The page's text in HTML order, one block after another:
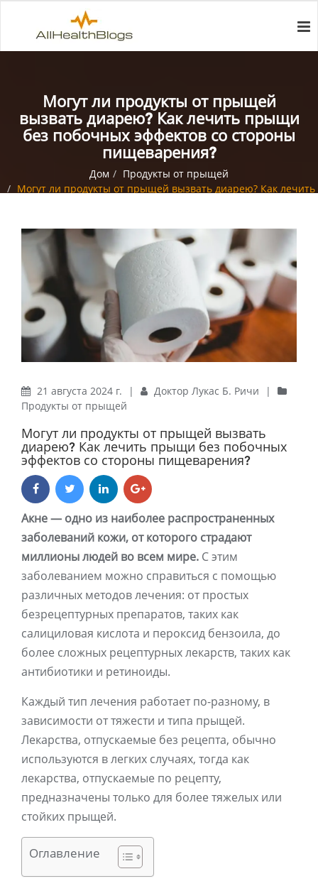
Могут ли продукты от прыщей
вызвать диарею? Как лечить прыщи
без побочных эффектов со стороны
пищеварения?
Дом
Продукты от прыщей
Могут ли продукты от прыщей вызвать диарею? Как лечить
21 августа 2024 г. | Доктор Лукас Б. Ричи
|
Продукты от прыщей
Могут ли продукты от прыщей вызвать
диарею? Как лечить прыщи без побочных
эффектов со стороны пищеварения?
Акне — одно из наиболее распространенных
заболеваний кожи, от которого страдают
миллионы людей во всем мире. С этим
заболеванием можно справиться с помощью
различных методов лечения: от простых
безрецептурных препаратов, таких как
салициловая кислота и пероксид бензоила, до
более сложных рецептурных лекарств, таких как
антибиотики и ретиноиды.
Каждый тип лечения работает по-разному, в
зависимости от тяжести и типа прыщей.
Лекарства, отпускаемые без рецепта, обычно
используются в легких случаях, тогда как
лекарства, отпускаемые по рецепту,
предназначены только для более тяжелых или
стойких прыщей.
Оглавление